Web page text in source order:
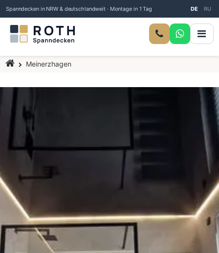
Spanndecken in NRW & deutschlandweit · Montage in 1 Tag DE RU
Startseite
Meinerzhagen